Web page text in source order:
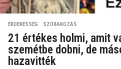
ÉRDEKESSÉG ,SZÓRAKOZÁS
21 értékes holmi, amit
szemétbe dobni, de
hazavitték